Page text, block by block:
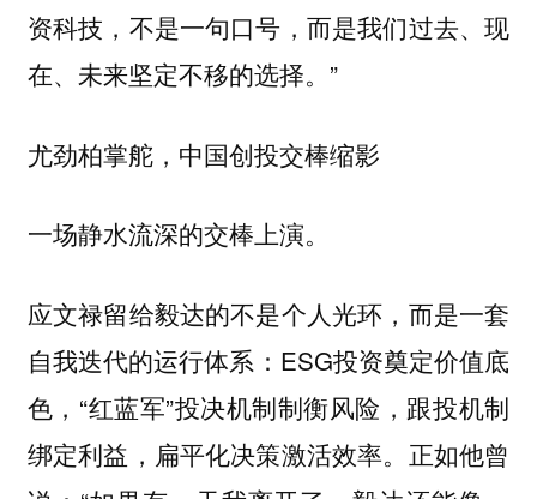
资科技，不是一句口号，而是我们过去、现
在、未来坚定不移的选择。”
尤劲柏掌舵，中国创投交棒缩影
一场静水流深的交棒上演。
应文禄留给毅达的不是个人光环，而是一套
自我迭代的运行体系：ESG投资奠定价值底
色，“红蓝军”投决机制制衡风险，跟投机制
绑定利益，扁平化决策激活效率。正如他曾